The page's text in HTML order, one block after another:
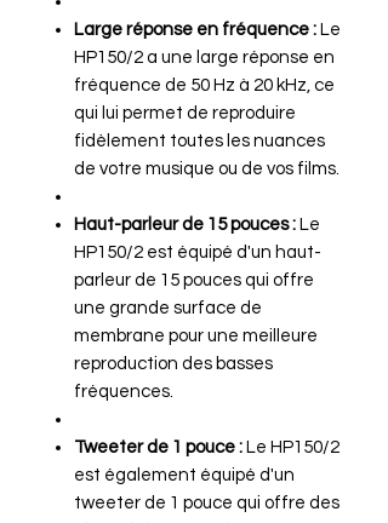
Large réponse en fréquence : Le
HP150/2 a une large réponse en
fréquence de 50 Hz à 20 kHz, ce
qui lui permet de reproduire
fidèlement toutes les nuances
de votre musique ou de vos films.
Haut-parleur de 15 pouces : Le
HP150/2 est équipé d'un haut-
parleur de 15 pouces qui offre
une grande surface de
membrane pour une meilleure
reproduction des basses
fréquences.
Tweeter de 1 pouce : Le HP150/2
est également équipé d'un
tweeter de 1 pouce qui offre des